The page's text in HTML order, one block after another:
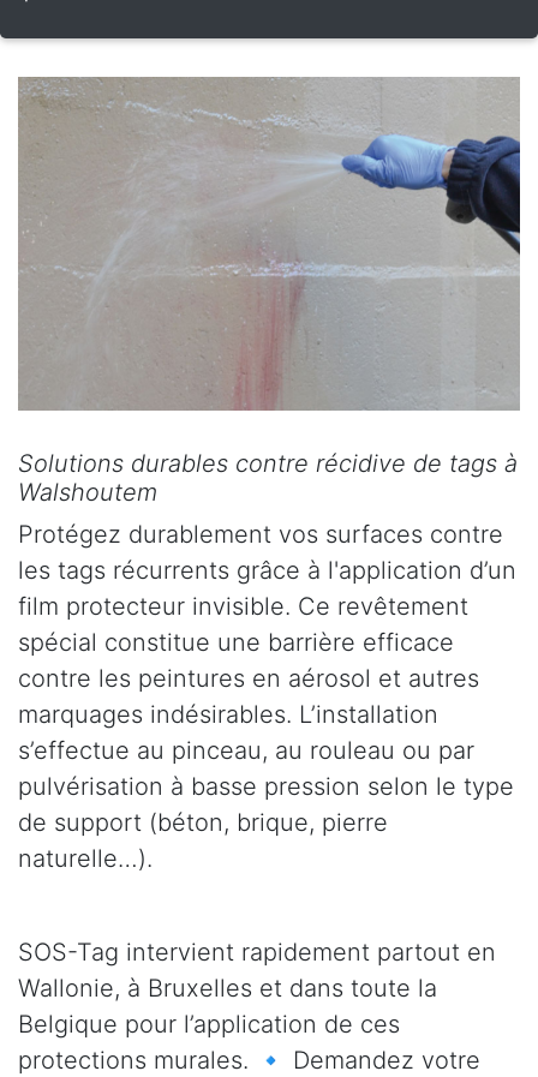
Solutions durables contre récidive de tags à
Walshoutem
Protégez durablement vos surfaces contre
les tags récurrents grâce à l'application d’un
film protecteur invisible. Ce revêtement
spécial constitue une barrière efficace
contre les peintures en aérosol et autres
marquages indésirables. L’installation
s’effectue au pinceau, au rouleau ou par
pulvérisation à basse pression selon le type
de support (béton, brique, pierre
naturelle…).
SOS-Tag intervient rapidement partout en
Wallonie, à Bruxelles et dans toute la
Belgique pour l’application de ces
protections murales. 🔹 Demandez votre